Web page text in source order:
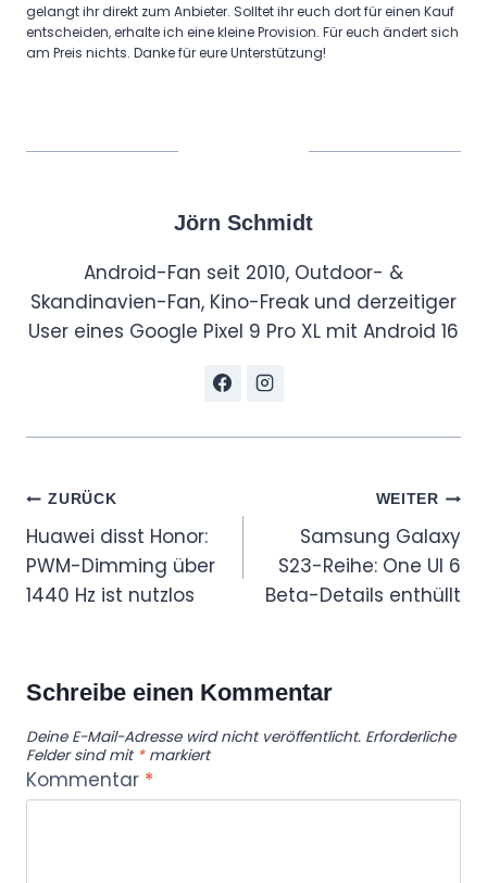
gelangt ihr direkt zum Anbieter. Solltet ihr euch dort für einen Kauf
entscheiden, erhalte ich eine kleine Provision. Für euch ändert sich
am Preis nichts. Danke für eure Unterstützung!
Jörn Schmidt
Android-Fan seit 2010, Outdoor- &
Skandinavien-Fan, Kino-Freak und derzeitiger
User eines Google Pixel 9 Pro XL mit Android 16
Beitragsnavigation
ZURÜCK
Huawei disst Honor:
PWM-Dimming über
1440 Hz ist nutzlos
WEITER
Samsung Galaxy
S23-Reihe: One UI 6
Beta-Details enthüllt
Schreibe einen Kommentar
Deine E-Mail-Adresse wird nicht veröffentlicht. Erforderliche
Felder sind mit *markiert
Kommentar *